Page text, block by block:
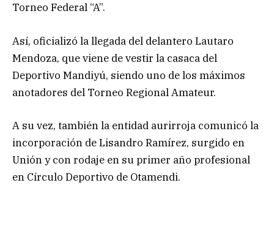
Torneo Federal “A”.
Así, oficializó la llegada del delantero Lautaro
Mendoza, que viene de vestir la casaca del
Deportivo Mandiyú, siendo uno de los máximos
anotadores del Torneo Regional Amateur.
A su vez, también la entidad aurirroja comunicó la
incorporación de Lisandro Ramírez, surgido en
Unión y con rodaje en su primer año profesional
en Círculo Deportivo de Otamendi.